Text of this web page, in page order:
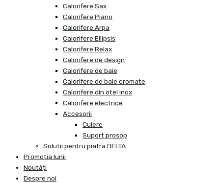
Calorifere Sax
Calorifere Piano
Calorifere Arpa
Calorifere Ellipsis
Calorifere Relax
Calorifere de design
Calorifere de baie
Calorifere de baie cromate
Calorifere din otel inox
Calorifere electrice
Accesorii
Cuiere
Suport prosop
Solutii pentru piatra DELTA
Promotia lunii
Noutăți
Despre noi